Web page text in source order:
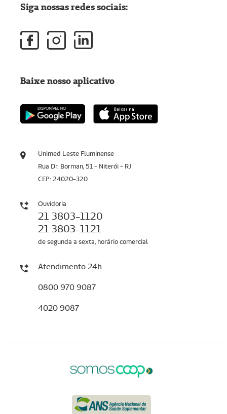
Unimed Leste Fluminense
Rua Dr. Borman, 51 - Niterói - RJ
CEP: 24020-320
Ouvidoria
21 3803-1120
21 3803-1121
de segunda a sexta, horário comercial
Atendimento 24h
0800 970 9087
4020 9087
Siga nossas redes sociais:
Baixe nosso aplicativo